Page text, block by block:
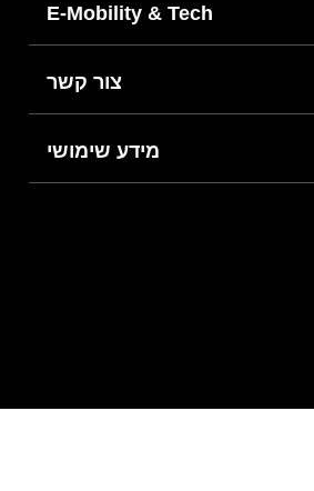
E-Mobility & Tech
צור קשר
מידע שימושי